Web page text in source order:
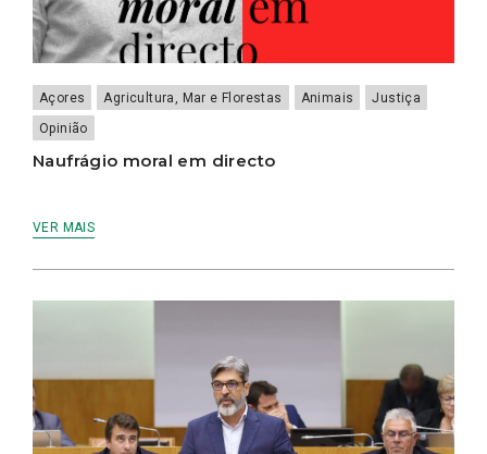
Açores Agricultura, Mar e Florestas Animais
Justiça
Opinião
Naufrágio moral em directo
VER MAIS